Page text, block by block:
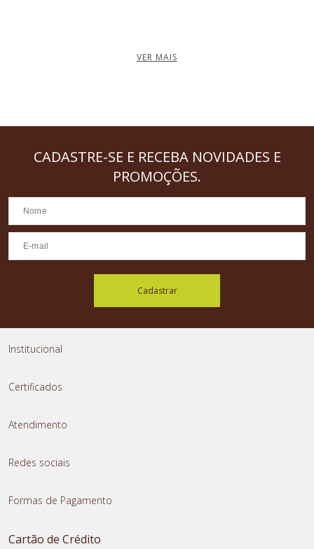
VER MAIS
CADASTRE-SE E RECEBA NOVIDADES E
PROMOÇÕES.
Cadastrar
Institucional
Certificados
Atendimento
Redes sociais
Formas de Pagamento
Cartão de Crédito